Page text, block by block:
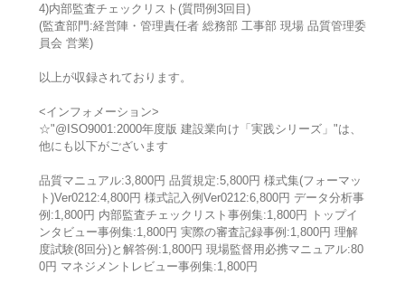
4)内部監査チェックリスト(質問例3回目)
(監査部門:経営陣・管理責任者 総務部 工事部 現場 品質管理委
員会 営業)
以上が収録されております。
<インフォメーション>
☆"@ISO9001:2000年度版 建設業向け「実践シリーズ」"は、
他にも以下がございます
品質マニュアル:3,800円 品質規定:5,800円 様式集(フォーマッ
ト)Ver0212:4,800円 様式記入例Ver0212:6,800円 データ分析事
例:1,800円 内部監査チェックリスト事例集:1,800円 トップイ
ンタビュー事例集:1,800円 実際の審査記録事例:1,800円 理解
度試験(8回分)と解答例:1,800円 現場監督用必携マニュアル:80
0円 マネジメントレビュー事例集:1,800円